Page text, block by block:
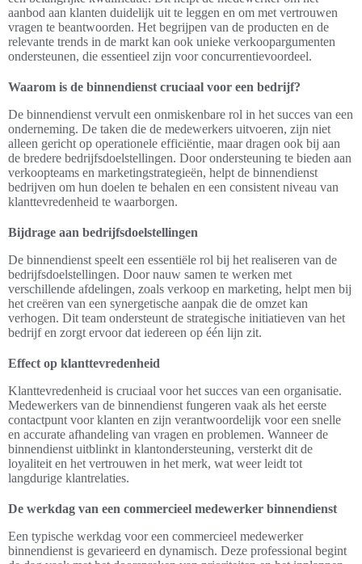
aanbod aan klanten duidelijk uit te leggen en om met vertrouwen
vragen te beantwoorden. Het begrijpen van de producten en de
relevante trends in de markt kan ook unieke verkoopargumenten
ondersteunen, die essentieel zijn voor concurrentievoordeel.
Waarom is de binnendienst cruciaal voor een bedrijf?
De binnendienst vervult een onmiskenbare rol in het succes van een
onderneming. De taken die de medewerkers uitvoeren, zijn niet
alleen gericht op operationele efficiëntie, maar dragen ook bij aan
de bredere bedrijfsdoelstellingen. Door ondersteuning te bieden aan
verkoopteams en marketingstrategieën, helpt de binnendienst
bedrijven om hun doelen te behalen en een consistent niveau van
klanttevredenheid te waarborgen.
Bijdrage aan bedrijfsdoelstellingen
De binnendienst speelt een essentiële rol bij het realiseren van de
bedrijfsdoelstellingen. Door nauw samen te werken met
verschillende afdelingen, zoals verkoop en marketing, helpt men bij
het creëren van een synergetische aanpak die de omzet kan
verhogen. Dit team ondersteunt de strategische initiatieven van het
bedrijf en zorgt ervoor dat iedereen op één lijn zit.
Effect op klanttevredenheid
Klanttevredenheid is cruciaal voor het succes van een organisatie.
Medewerkers van de binnendienst fungeren vaak als het eerste
contactpunt voor klanten en zijn verantwoordelijk voor een snelle
en accurate afhandeling van vragen en problemen. Wanneer de
binnendienst uitblinkt in klantondersteuning, versterkt dit de
loyaliteit en het vertrouwen in het merk, wat weer leidt tot
langdurige klantrelaties.
De werkdag van een commercieel medewerker binnendienst
Een typische werkdag voor een commercieel medewerker
binnendienst is gevarieerd en dynamisch. Deze professional begint